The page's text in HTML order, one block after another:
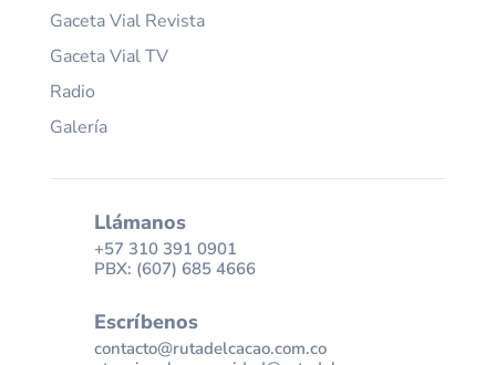
Gaceta Vial Revista
Gaceta Vial TV
Radio
Galería
Llámanos
+57 310 391 0901
PBX: (607) 685 4666
Escríbenos
contacto@rutadelcacao.com.co